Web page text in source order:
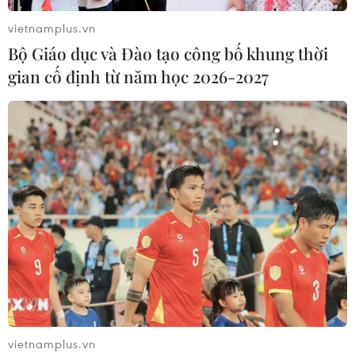
Lạm phát lõi trong tháng 1/2024 tăng 2,8% so
với cùng kỳ năm trước, mức tăng nhỏ nhất kể
từ tháng 3/2021 và sau mức tăng 2,9% trong
tháng cuối năm 2023./.
(TTXVN/Vietnam+)
vietnamplus.vn
Bộ Giáo dục và Đào tạo công bố khung thời
gian cố định từ năm học 2026-2027
vietnamplus.vn